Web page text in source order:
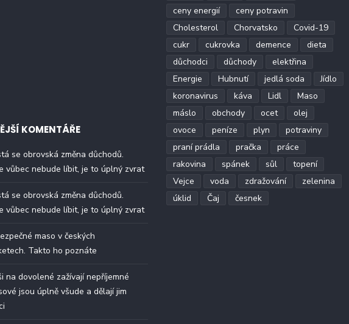
KOMENTÁŘE
se obrovská změna důchodů.
vůbec nebude líbit, je to úplný zvrat
se obrovská změna důchodů.
vůbec nebude líbit, je to úplný zvrat
maso v českých
Takto ho poznáte
na dovolené zažívají nepříjemné
jsou úplně všude a dělají jim
ceny energií
ceny potravin
Cholesterol
Chorvatsko
Covid-19
cukr
cukrovka demence
dieta
důchodci
důchody
elektřina
Energie
Hubnutí jedlá soda
Jídlo
koronavirus
káva Lidl
Maso
máslo
obchody ocet
olej
ovoce
peníze plyn
potraviny
praní prádla
pračka
práce
rakovina
spánek sůl
topení
Vejce
voda zdražování
zelenina
úklid
Čaj česnek